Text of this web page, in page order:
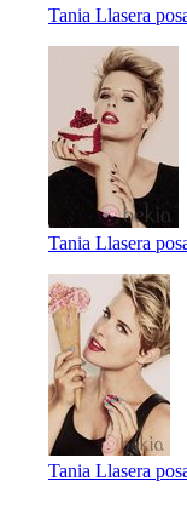
Tania Llasera
Tania Llasera
Tania Llasera